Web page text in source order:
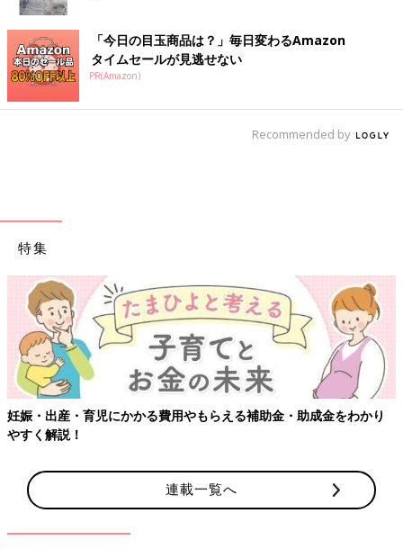
「今日の目玉商品は？」毎日変わるAmazon
タイムセールが見逃せない
PR(Amazon)
Recommended by
特集
妊娠・出産・育児にかかる費用やもらえる補助金・助成金をわかり
やすく解説！
連載一覧へ